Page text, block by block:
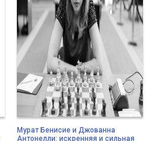
Мурат Бенисие и Джованна
Антонелли: искренняя и сильная